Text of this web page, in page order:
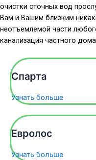
очистки сточных вод
Вам и Вашим близким
неотъемлемой части
канализация частного
Спарта
Узнать больше
Евролос
Узнать больше